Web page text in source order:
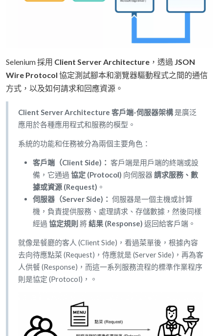
Selenium 採用 Client Server Architecture ，透過 JSON
Wire Protocol 協定測試腳本和瀏覽器驅動程式之間的通信
方式，以及如何請求和回應資源。
Client Server Architecture 客戶端-伺服器架構是廣泛
應用於各種應用程式和服務的模型。
系統的功能和任務被分為兩個主要角色：
客戶端（Client Side)： 客戶端是用戶端的終端或設
備，它通過 協定 (Protocol) 向伺服器請求服務、數
據或資源 (Request) 。
伺服器（Server Side)： 伺服器是一個主機或計算
機，負責提供服務、處理請求、存儲數據，然後同樣
經過 協定規則 將結果 (Response) 返回給客戶端。
就像是餐廳的客人 (Client Side)，看過菜單後，根據內容
去向待應點菜 (Request)，侍應就是 (Server Side)，再為客
人供餐 (Response)，而這一系列服務流程的標準作業程序
則是協定 (Protocol)，。